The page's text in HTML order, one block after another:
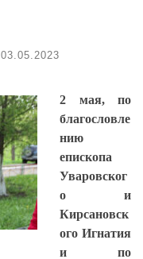
03.05.2023
2 мая, по
благословле
нию
епископа
Уваровског
о и
Кирсановск
ого Игнатия
и по